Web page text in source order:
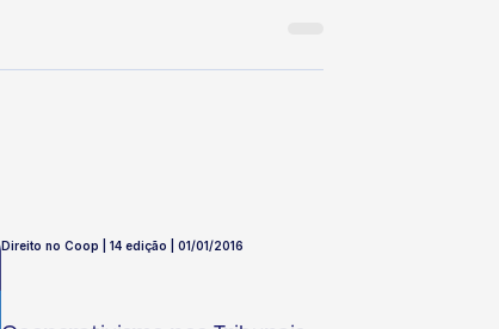
Direito no Coop | 14 edição | 01/01/2016